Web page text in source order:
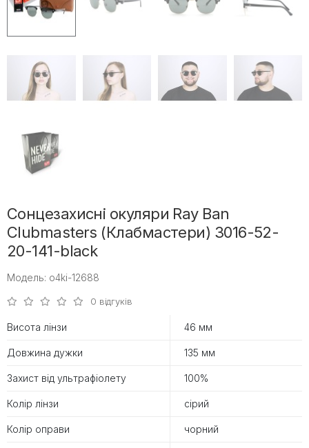
Сонцезахисні окуляри Ray Ban
Clubmasters (Клабмастери) 3016-52-
20-141-black
Модель: o4ki-12688
0 відгуків
Висота лінзи 46 мм
Довжина дужки 135 мм
Захист від ультрафіолету 100%
Колір лінзи сірий
Колір оправи чорний